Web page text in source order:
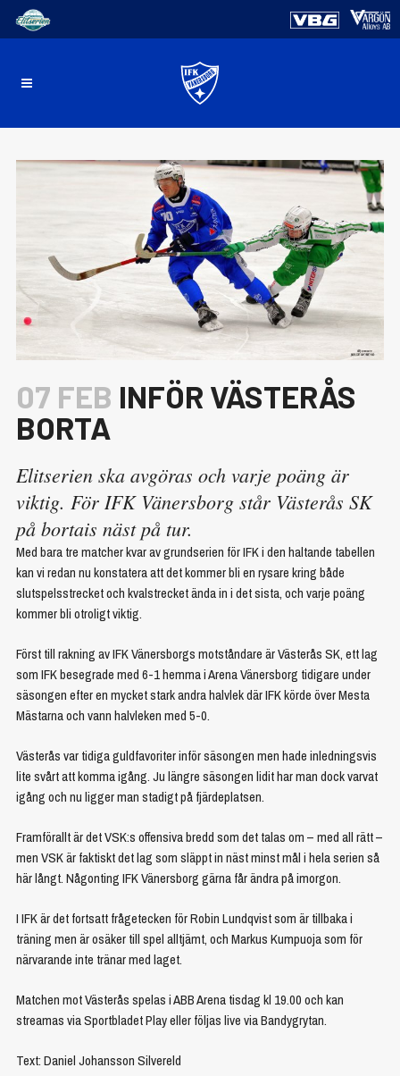
07 FEB INFÖR VÄSTERÅS
BORTA
Elitserien ska avgöras och varje poäng är
viktig. För IFK Vänersborg står Västerås SK
på bortais näst på tur.
Med bara tre matcher kvar av grundserien för IFK i den haltande tabellen
kan vi redan nu konstatera att det kommer bli en rysare kring både
slutspelsstrecket och kvalstrecket ända in i det sista, och varje poäng
kommer bli otroligt viktig.
Först till rakning av IFK Vänersborgs motståndare är Västerås SK, ett lag
som IFK besegrade med 6-1 hemma i Arena Vänersborg tidigare under
säsongen efter en mycket stark andra halvlek där IFK körde över Mesta
Mästarna och vann halvleken med 5-0.
Västerås var tidiga guldfavoriter inför säsongen men hade inledningsvis
lite svårt att komma igång. Ju längre säsongen lidit har man dock varvat
igång och nu ligger man stadigt på fjärdeplatsen.
Framförallt är det VSK:s offensiva bredd som det talas om – med all rätt –
men VSK är faktiskt det lag som släppt in näst minst mål i hela serien så
här långt. Någonting IFK Vänersborg gärna får ändra på imorgon.
I IFK är det fortsatt frågetecken för Robin Lundqvist som är tillbaka i
träning men är osäker till spel alltjämt, och Markus Kumpuoja som för
närvarande inte tränar med laget.
Matchen mot Västerås spelas i ABB Arena tisdag kl 19.00 och kan
streamas via Sportbladet Play eller följas live via Bandygrytan.
Text: Daniel Johansson Silvereld